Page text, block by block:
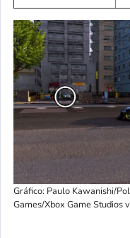
Gráfico: Paulo Kawanishi/
Games/Xbox Game Studios